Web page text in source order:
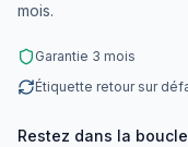
mois.
Garantie 3 mois
Étiquette retour sur
Restez dans la boucle